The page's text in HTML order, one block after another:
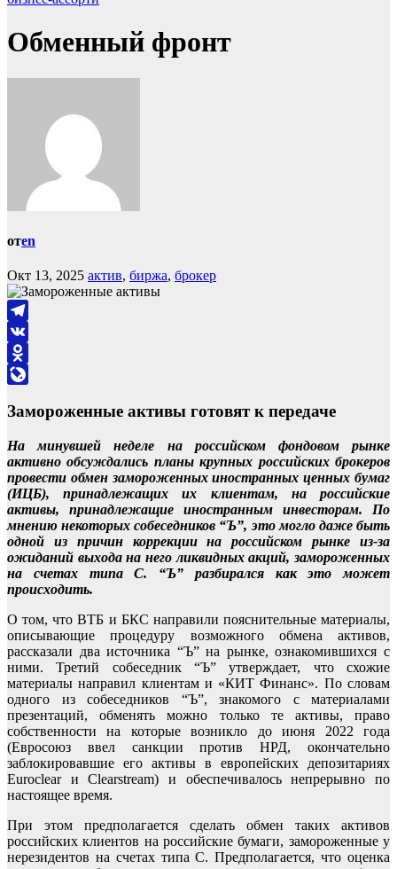
Обменный фронт
отen
Окт 13, 2025 актив, биржа, брокер
Telegram
VK
Odnoklassniki
Замороженные активы готовят к передаче
На минувшей неделе на российском фондовом рынке
активно обсуждались планы крупных российских брокеров
провести обмен замороженных иностранных ценных бумаг
(ИЦБ), принадлежащих их клиентам, на российские
активы, принадлежащие иностранным инвесторам. По
мнению некоторых собеседников “Ъ”, это могло даже быть
одной из причин коррекции на российском рынке из-за
ожиданий выхода на него ликвидных акций, замороженных
на счетах типа С. “Ъ” разбирался как это может
происходить.
О том, что ВТБ и БКС направили пояснительные материалы,
описывающие процедуру возможного обмена активов,
рассказали два источника “Ъ” на рынке, ознакомившихся с
ними. Третий собеседник “Ъ” утверждает, что схожие
материалы направил клиентам и «КИТ Финанс». По словам
одного из собеседников “Ъ”, знакомого с материалами
презентаций, обменять можно только те активы, право
собственности на которые возникло до июня 2022 года
(Евросоюз ввел санкции против НРД, окончательно
заблокировавшие его активы в европейских депозитариях
Euroclear и Clearstream) и обеспечивалось непрерывно по
настоящее время.
При этом предполагается сделать обмен таких активов
российских клиентов на российские бумаги, замороженные у
нерезидентов на счетах типа С. Предполагается, что оценка